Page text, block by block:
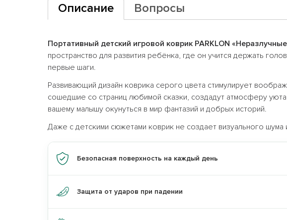
Описание Вопросы
Портативный детский игровой коврик PARKLON
пространство для развития ребёнка, где он учится держать
первые шаги.
Развивающий дизайн коврика серого цвета стимулирует
сошедшие со страниц любимой сказки, создадут атмосферу
вашему малышу окунуться в мир фантазий и добрых историй.
Даже с детскими сюжетами коврик не создает визуального шума
Безопасная поверхность на каждый день
Защита от ударов при падении
Получитескидку 10%при